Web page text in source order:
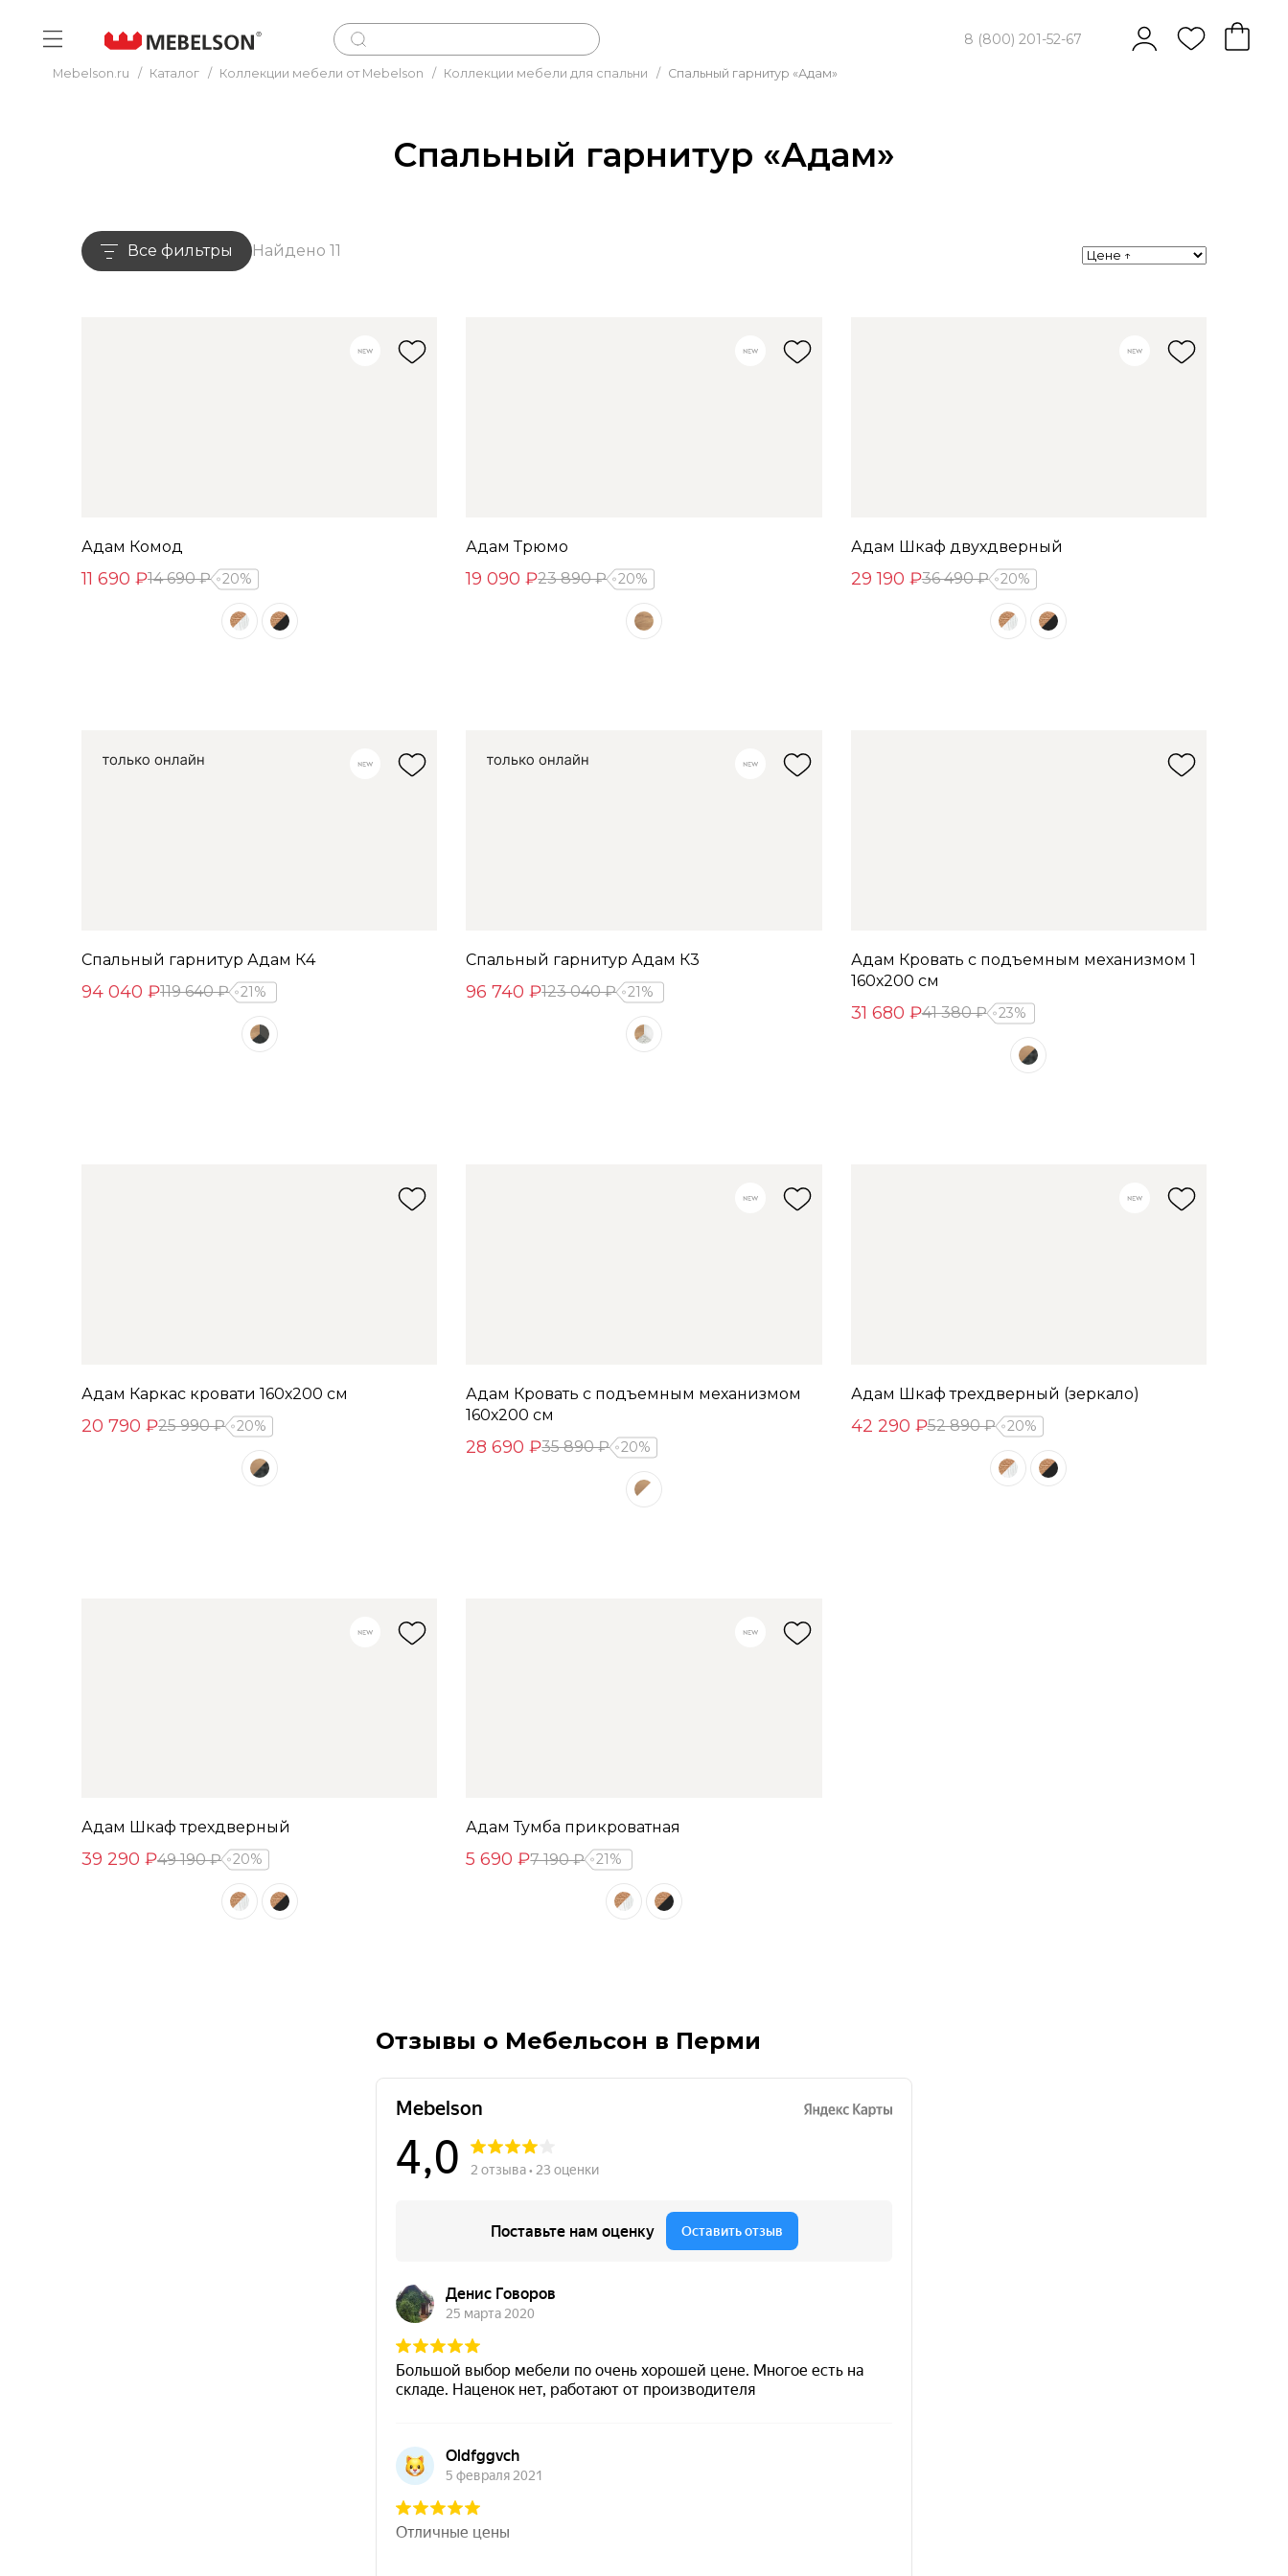
8 (800) 201-52-67
Mebelson.ru / Каталог / Коллекции мебели от Mebelson / Коллекции мебели для спальни / Спальный гарнитур «Адам»
Спальный гарнитур «Адам»
Все фильтры Найдено 11
Адам Комод
11 690 ₽14 690 ₽ 20%
Адам Трюмо
19 090 ₽23 890 ₽ 20%
Адам Шкаф двухдверный
29 190 ₽36 490 ₽ 20%
Спальный гарнитур Адам К4
94 040 ₽119 640 ₽ 21%
Спальный гарнитур Адам К3
96 740 ₽123 040 ₽ 21%
Адам Кровать с подъемным механизмом 1
160х200 см
31 680 ₽41 380 ₽ 23%
Адам Каркас кровати 160х200 см
20 790 ₽25 990 ₽ 20%
Адам Кровать с подъемным механизмом
160х200 см
28 690 ₽35 890 ₽ 20%
Адам Шкаф трехдверный (зеркало)
42 290 ₽52 890 ₽ 20%
Адам Шкаф трехдверный
39 290 ₽49 190 ₽ 20%
Адам Тумба прикроватная
5 690 ₽7 190 ₽ 21%
Отзывы о Мебельсон в Перми